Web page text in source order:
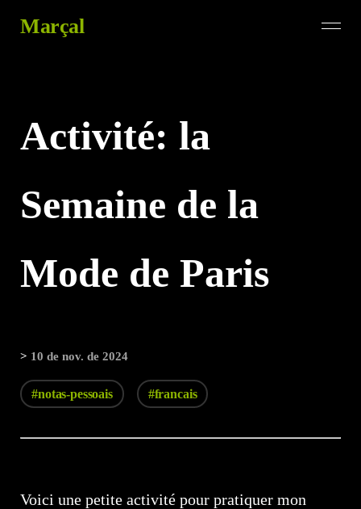
Marçal
Activité: la
Semaine de la
Mode de Paris
> 10 de nov. de 2024
#notas-pessoais #francais
Voici une petite activité pour pratiquer mon